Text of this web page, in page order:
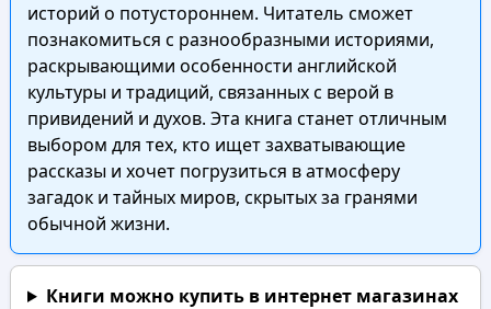
историй о потустороннем. Читатель сможет
познакомиться с разнообразными историями,
раскрывающими особенности английской
культуры и традиций, связанных с верой в
привидений и духов. Эта книга станет отличным
выбором для тех, кто ищет захватывающие
рассказы и хочет погрузиться в атмосферу
загадок и тайных миров, скрытых за гранями
обычной жизни.
Книги можно купить в интернет магазинах